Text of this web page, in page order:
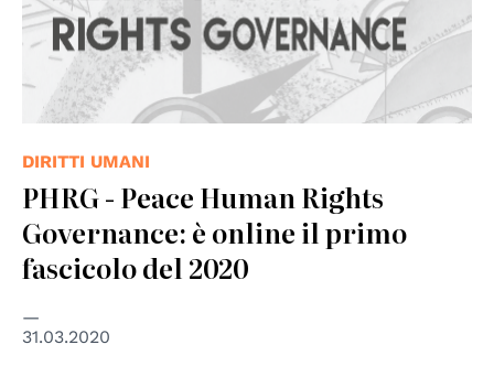
DIRITTI UMANI
PHRG - Peace Human Rights
Governance: è online il primo
fascicolo del 2020
31.03.2020